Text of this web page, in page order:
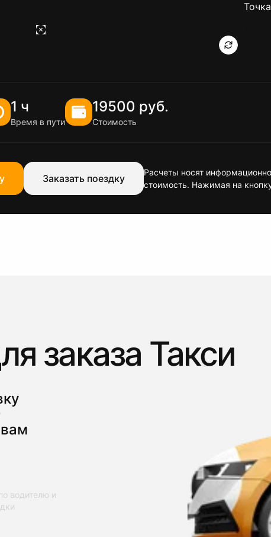
1 ч
Время в пути
19500 руб.
Стоимость
Заказать поездку
Расчеты носят
стоимость. Нажимая на
заказа Такси
водителю и